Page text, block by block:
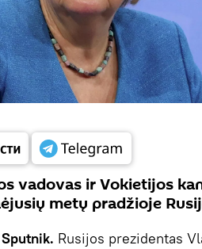
vadovas ir Vokietijos
metų pradžioje
Rusijos prezidentas